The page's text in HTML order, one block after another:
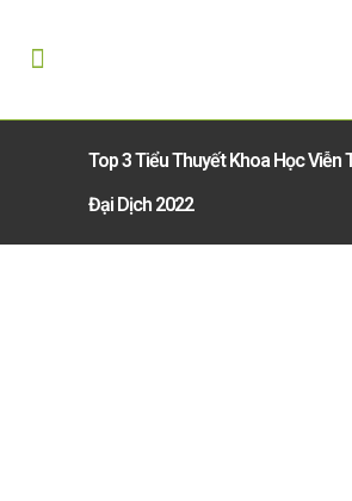
Top 3 Tiểu Thuyết Khoa Học Viễn
Đại Dịch 2022